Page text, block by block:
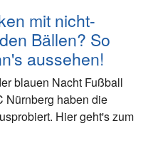
mit nicht-
Bällen? So
aussehen!
blauen Nacht Fußball
Nürnberg haben die
Hier geht's zum